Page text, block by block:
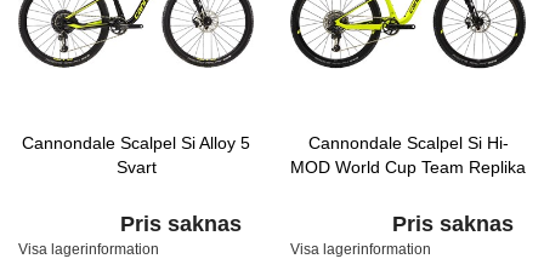
Cannondale Scalpel Si Alloy 5
Svart
Pris saknas
Visa lagerinformation
Cannondale Scalpel Si Hi-
MOD World Cup Team Replika
Pris saknas
Visa lagerinformation